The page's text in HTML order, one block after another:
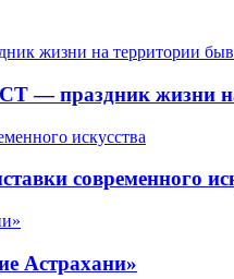
— праздник жизни
современного
Астрахани»